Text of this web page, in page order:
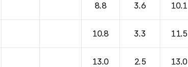
8.8 3.6 10.1
10.8 3.3 11.5
13.0 2.5 13.0